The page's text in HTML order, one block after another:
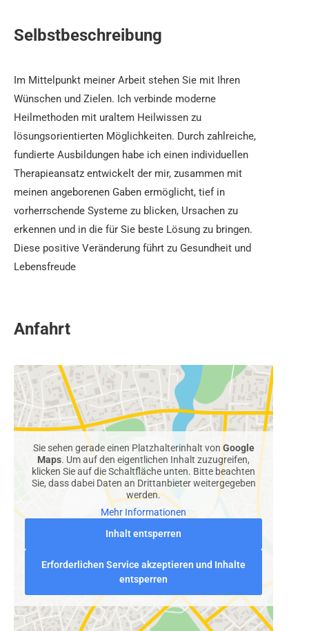
Selbstbeschreibung
Im Mittelpunkt meiner Arbeit stehen Sie mit Ihren
Wünschen und Zielen. Ich verbinde moderne
Heilmethoden mit uraltem Heilwissen zu
lösungsorientierten Möglichkeiten. Durch zahlreiche,
fundierte Ausbildungen habe ich einen individuellen
Therapieansatz entwickelt der mir, zusammen mit
meinen angeborenen Gaben ermöglicht, tief in
vorherrschende Systeme zu blicken, Ursachen zu
erkennen und in die für Sie beste Lösung zu bringen.
Diese positive Veränderung führt zu Gesundheit und
Lebensfreude
Anfahrt
Sie sehen gerade einen Platzhalterinhalt von Google
Maps. Um auf den eigentlichen Inhalt zuzugreifen,
klicken Sie auf die Schaltfläche unten. Bitte beachten
Sie, dass dabei Daten an Drittanbieter weitergegeben
werden.
Mehr Informationen
Inhalt entsperren
Erforderlichen Service akzeptieren und Inhalte
entsperren